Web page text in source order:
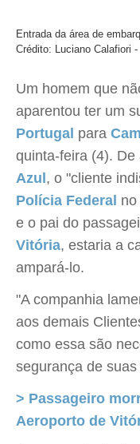
Entrada da área de
Crédito: Luciano Calafiori -
Um homem que
aparentou ter um
Portugal para
quinta-feira (4).
Azul , o "cliente
Polícia Federal
e o pai do
Vitória, estaria a
ampará-lo.
"A companhia
aos demais
como essa são
segurança de
> Passageiro
Aeroporto de